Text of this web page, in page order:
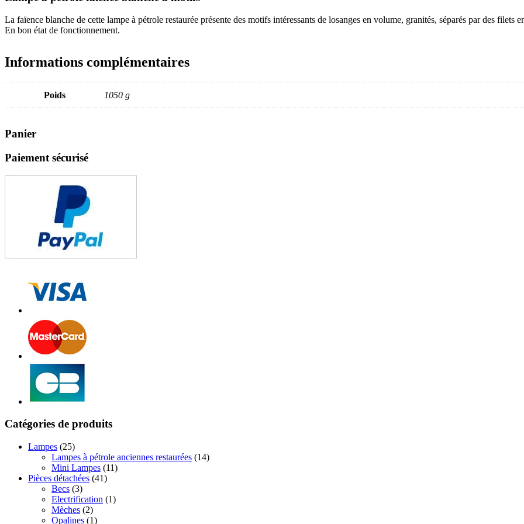
La faïence blanche de cette lampe à pétrole restaurée présente des motifs intéressants de losanges en volume, granités, séparés par des filets
En bon état de fonctionnement.
Informations complémentaires
Poids 1050 g
Panier
Paiement sécurisé
Catégories de produits
Lampes (25)
Lampes à pétrole anciennes restaurées (14)
Mini Lampes (11)
Pièces détachées (41)
Becs (3)
Electrification (1)
Mèches (2)
Opalines (1)